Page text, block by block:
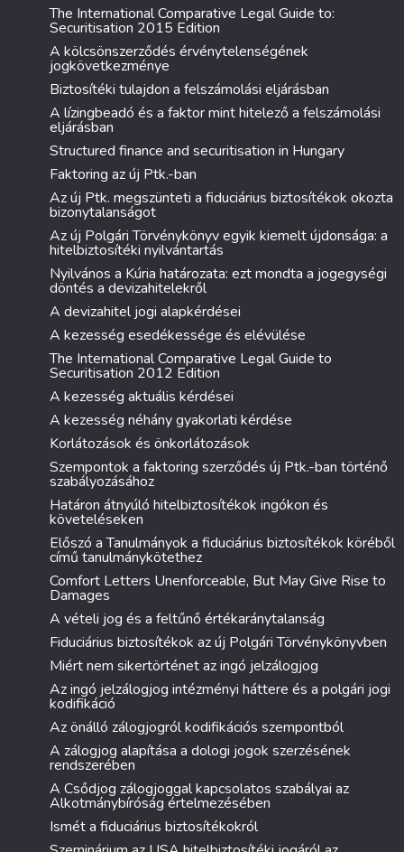
The International Comparative Legal Guide to:
Securitisation 2015 Edition
A kölcsönszerződés érvénytelenségének
jogkövetkezménye
Biztosítéki tulajdon a felszámolási eljárásban
A lízingbeadó és a faktor mint hitelező a felszámolási
eljárásban
Structured finance and securitisation in Hungary
Faktoring az új Ptk.-ban
Az új Ptk. megszünteti a fiduciárius biztosítékok okozta
bizonytalanságot
Az új Polgári Törvénykönyv egyik kiemelt újdonsága: a
hitelbiztosítéki nyilvántartás
Nyilvános a Kúria határozata: ezt mondta a jogegységi
döntés a devizahitelekről
A devizahitel jogi alapkérdései
A kezesség esedékessége és elévülése
The International Comparative Legal Guide to
Securitisation 2012 Edition
A kezesség aktuális kérdései
A kezesség néhány gyakorlati kérdése
Korlátozások és önkorlátozások
Szempontok a faktoring szerződés új Ptk.-ban történő
szabályozásához
Határon átnyúló hitelbiztosítékok ingókon és
követeléseken
Előszó a Tanulmányok a fiduciárius biztosítékok köréből
című tanulmánykötethez
Comfort Letters Unenforceable, But May Give Rise to
Damages
A vételi jog és a feltűnő értékaránytalanság
Fiduciárius biztosítékok az új Polgári Törvénykönyvben
Miért nem sikertörténet az ingó jelzálogjog
Az ingó jelzálogjog intézményi háttere és a polgári jogi
kodifikáció
Az önálló zálogjogról kodifikációs szempontból
A zálogjog alapítása a dologi jogok szerzésének
rendszerében
A Csődjog zálogjoggal kapcsolatos szabályai az
Alkotmánybíróság értelmezésében
Ismét a fiduciárius biztosítékokról